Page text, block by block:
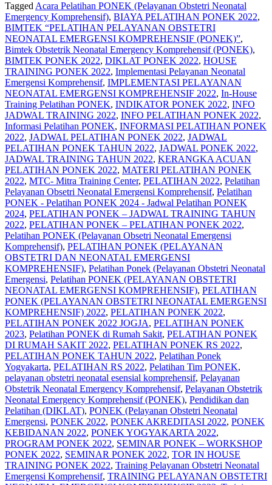
TaggedAcara Pelatihan PONEK (Pelayanan Obstetri Neonatal
Emergency Komprehensif), BIAYA PELATIHAN PONEK 2022,
BIMTEK “PELATIHAN PELAYANAN OBSTETRI
NEONATAL EMERGENSI KOMPREHENSIF (PONEK)”,
Bimtek Obstetrik Neonatal Emergency Komprehensif (PONEK),
BIMTEK PONEK 2022, DIKLAT PONEK 2022, HOUSE
TRAINING PONEK 2022, Implementasi Pelayanan Neonatal
Emergensi Komprehensif, IMPLEMENTASI PELAYANAN
NEONATAL EMERGENSI KOMPREHENSIF 2022, In-House
Training Pelatihan PONEK, INDIKATOR PONEK 2022, INFO
JADWAL TRAINING 2022, INFO PELATIHAN PONEK 2022,
Informasi Pelatihan PONEK, INFORMASI PELATIHAN PONEK
2022, JADWAL PELATIHAN PONEK 2022, JADWAL
PELATIHAN PONEK TAHUN 2022, JADWAL PONEK 2022,
JADWAL TRAINING TAHUN 2022, KERANGKA ACUAN
PELATIHAN PONEK 2022, MATERI PELATIHAN PONEK
2022, MTC- Mitra Training Center, PELATIHAN 2022, Pelatihan
Pelayanan Obsetri Neonatal Emergensi Komprehensif, Pelatihan
PONEK - Pelatihan PONEK 2024 - Jadwal Pelatihan PONEK
2024, PELATIHAN PONEK – JADWAL TRAINING TAHUN
2022, PELATIHAN PONEK – PELATIHAN PONEK 2022,
Pelatihan PONEK (Pelayanan Obsetri Neonatal Emergensi
Komprehensif), PELATIHAN PONEK (PELAYANAN
OBSTETRI DAN NEONATAL EMERGENSI
KOMPREHENSIF), Pelatihan Ponek (Pelayanan Obstetri Neonatal
Emergensi, Pelatihan PONEK (PELAYANAN OBSTETRI
NEONATAL EMERGENSI KOMPREHENSIF), PELATIHAN
PONEK (PELAYANAN OBSTETRI NEONATAL EMERGENSI
KOMPREHENSIF) 2022, PELATIHAN PONEK 2022,
PELATIHAN PONEK 2022 JOGJA, PELATIHAN PONEK
2023, Pelatihan PONEK di Rumah Sakit, PELATIHAN PONEK
DI RUMAH SAKIT 2022, PELATIHAN PONEK RS 2022,
PELATIHAN PONEK TAHUN 2022, Pelatihan Ponek
Yogyakarta, PELATIHAN RS 2022, Pelatihan Tim PONEK,
pelayanan obstetri neonatal esensial komprehensif, Pelayanan
Obstetrik Neonatal Emergency Komprehensif, Pelayanan Obstetrik
Neonatal Emergency Komprehensif (PONEK), Pendidikan dan
Pelatihan (DIKLAT), PONEK (Pelayanan Obstetri Neonatal
Emergensi, PONEK 2022, PONEK AKREDITASI 2022, PONEK
KEBIDANAN 2022, PONEK YOGYAKARTA 2022,
PROGRAM PONEK 2022, SEMINAR PONEK – WORKSHOP
PONEK 2022, SEMINAR PONEK 2022, TOR IN HOUSE
TRAINING PONEK 2022, Training Pelayanan Obstetri Neonatal
Emergensi Komprehensif, TRAINING PELAYANAN OBSTETRI